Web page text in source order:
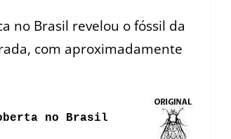
no Brasil revelou o fóssil da
com aproximadamente
no Brasil